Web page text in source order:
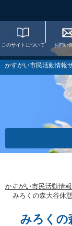
このサイトについて お問い
かすがい市民活動情報
かすがい市民活動情
みろくの森大谷休
みろくの